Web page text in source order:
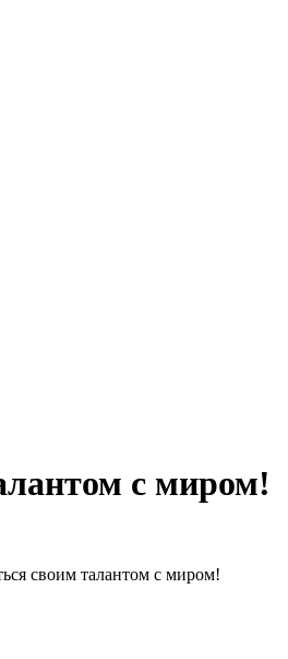
с миром!
своим талантом с миром!